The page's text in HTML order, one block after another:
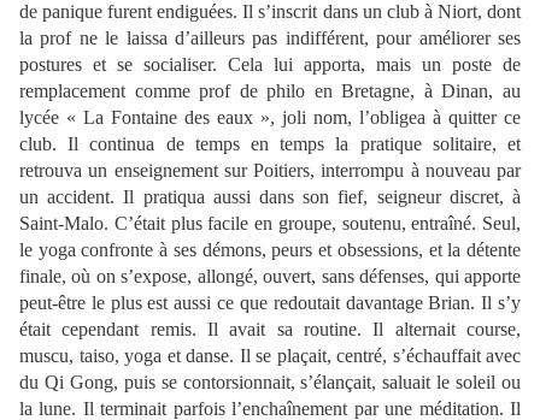
de panique furent endiguées. Il s’inscrit dans un club à Niort, dont
la prof ne le laissa d’ailleurs pas indifférent, pour améliorer ses
postures et se socialiser. Cela lui apporta, mais un poste de
remplacement comme prof de philo en Bretagne, à Dinan, au
lycée « La Fontaine des eaux », joli nom, l’obligea à quitter ce
club. Il continua de temps en temps la pratique solitaire, et
retrouva un enseignement sur Poitiers, interrompu à nouveau par
un accident. Il pratiqua aussi dans son fief, seigneur discret, à
Saint-Malo. C’était plus facile en groupe, soutenu, entraîné. Seul,
le yoga confronte à ses démons, peurs et obsessions, et la détente
finale, où on s’expose, allongé, ouvert, sans défenses, qui apporte
peut-être le plus est aussi ce que redoutait davantage Brian. Il s’y
était cependant remis. Il avait sa routine. Il alternait course,
muscu, taiso, yoga et danse. Il se plaçait, centré, s’échauffait avec
du Qi Gong, puis se contorsionnait, s’élançait, saluait le soleil ou
la lune. Il terminait parfois l’enchaînement par une méditation. Il